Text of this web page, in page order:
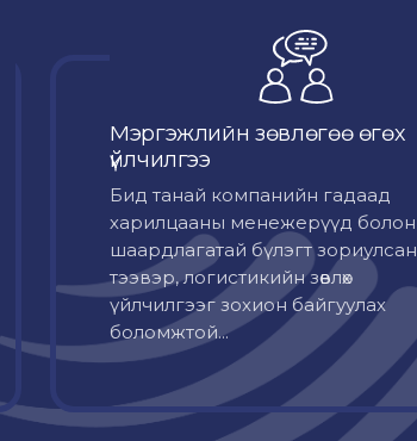
Мэргэжлийн зөвлөгөө өгөх
үйлчилгээ
Бид танай компанийн гадаад
харилцааны менежерүүд болон
шаардлагатай бүлэгт зориулсан
тээвэр, логистикийн зөвлөх
үйлчилгээг зохион байгуулах
боломжтой...